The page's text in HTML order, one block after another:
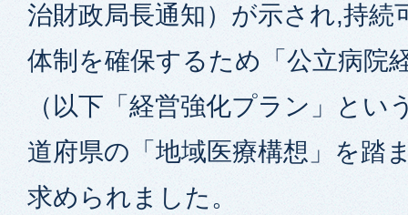
治財政局長通知）が示され,持続
体制を確保するため「公立病院
（以下「経営強化プラン」とい
道府県の「地域医療構想」を踏
求められました。